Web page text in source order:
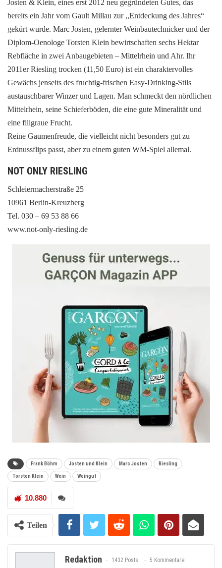
Josten & Klein, eines erst 2012 neu gegründeten Gutes, das
bereits ein Jahr vom Gault Millau zur ,,Entdeckung des Jahres“
gekürt wurde. Marc Josten, gelernter Weinbautechnicker und der
Diplom-Oenologe Torsten Klein bewirtschaften sechs Hektar
Rebfläche in zwei Anbaugebieten – Mittelrhein und Ahr. Ihr
2011er Riesling trocken (11,50 Euro) ist ein charaktervolles
Gewächs jenseits des fruchtig-frischen Easy-Drinking-Stils
austauschbarer Winzer und Lagen. Man schmeckt den nördlichen
Mittelrhein, seine Schieferböden, die eine gute Mineralität und
eine filigraue Frucht.
Reine Gaumenfreude, die vielleicht nicht besonders gut zu
Erdnussflips passt, aber zu einem guten WM-Spiel allemal.
NOT ONLY RIESLING
Schleiermacherstraße 25
10961 Berlin-Kreuzberg
Tel. 030 – 69 53 88 66
www.not-only-riesling.de
Frank Böhm Josten und Klein Marc Josten Riesling
Torsten Klein Wein Weingut
10.880
Teilen
Redaktion 1432 Posts 5 Kommentare